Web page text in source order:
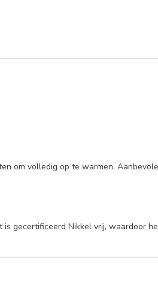
om volledig op te warmen.
gecertificeerd Nikkel vrij, waardoor